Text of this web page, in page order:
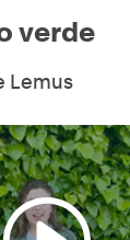
verde
Lemus